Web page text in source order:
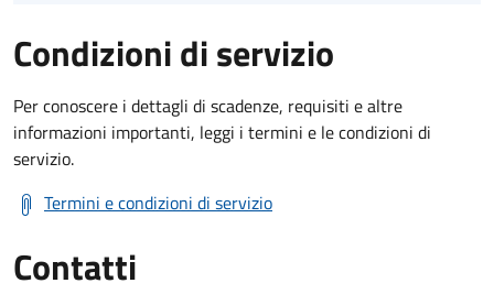
Condizioni di servizio
Per conoscere i dettagli di scadenze, requisiti e altre
informazioni importanti, leggi i termini e le condizioni di
servizio.
Termini e condizioni di servizio
Contatti